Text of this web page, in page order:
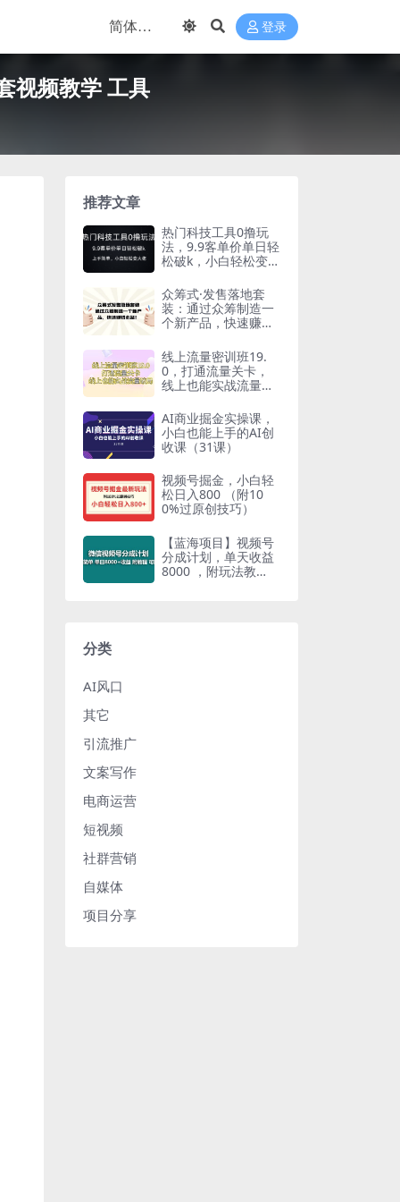
登录
视频教学 工具
推荐文章
热门科技工具0撸玩
法，9.9客单价单日轻
松破k，小白轻松变大
众筹式·发售落地套
装：通过众筹制造一
个新产品，快速赚钱
线上流量密训班19.
0，打通流量关卡，
线上也能实战流量破
AI商业掘金实操课，
小白也能上手的AI创
收课（31课）
视频号掘金，小白轻
松日入800 （附10
0%过原创技巧）
【蓝海项目】视频号
分成计划，单天收益
8000 ，附玩法教
分类
AI风口
其它
引流推广
文案写作
电商运营
短视频
社群营销
自媒体
项目分享